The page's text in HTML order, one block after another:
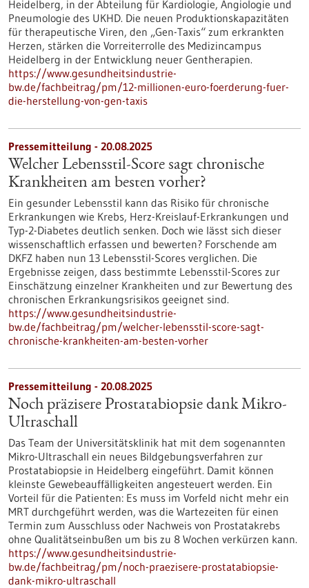
Heidelberg, in der Abteilung für Kardiologie, Angiologie und
Pneumologie des UKHD. Die neuen Produktionskapazitäten
für therapeutische Viren, den „Gen-Taxis“ zum erkrankten
Herzen, stärken die Vorreiterrolle des Medizincampus
Heidelberg in der Entwicklung neuer Gentherapien.
https://www.gesundheitsindustrie-
bw.de/fachbeitrag/pm/12-millionen-euro-foerderung-fuer-
die-herstellung-von-gen-taxis
Pressemitteilung - 20.08.2025
Welcher Lebensstil-Score sagt chronische
Krankheiten am besten vorher?
Ein gesunder Lebensstil kann das Risiko für chronische
Erkrankungen wie Krebs, Herz-Kreislauf-Erkrankungen und
Typ-2-Diabetes deutlich senken. Doch wie lässt sich dieser
wissenschaftlich erfassen und bewerten? Forschende am
DKFZ haben nun 13 Lebensstil-Scores verglichen. Die
Ergebnisse zeigen, dass bestimmte Lebensstil-Scores zur
Einschätzung einzelner Krankheiten und zur Bewertung des
chronischen Erkrankungsrisikos geeignet sind.
https://www.gesundheitsindustrie-
bw.de/fachbeitrag/pm/welcher-lebensstil-score-sagt-
chronische-krankheiten-am-besten-vorher
Pressemitteilung - 20.08.2025
Noch präzisere Prostatabiopsie dank Mikro-
Ultraschall
Das Team der Universitätsklinik hat mit dem sogenannten
Mikro-Ultraschall ein neues Bildgebungsverfahren zur
Prostatabiopsie in Heidelberg eingeführt. Damit können
kleinste Gewebeauffälligkeiten angesteuert werden. Ein
Vorteil für die Patienten: Es muss im Vorfeld nicht mehr ein
MRT durchgeführt werden, was die Wartezeiten für einen
Termin zum Ausschluss oder Nachweis von Prostatakrebs
ohne Qualitätseinbußen um bis zu 8 Wochen verkürzen kann.
https://www.gesundheitsindustrie-
bw.de/fachbeitrag/pm/noch-praezisere-prostatabiopsie-
dank-mikro-ultraschall